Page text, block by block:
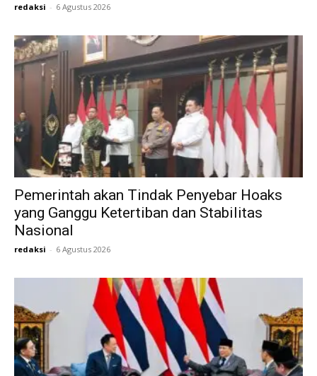
redaksi - 6 Agustus 2026
Pemerintah akan Tindak Penyebar Hoaks
yang Ganggu Ketertiban dan Stabilitas
Nasional
redaksi - 6 Agustus 2026